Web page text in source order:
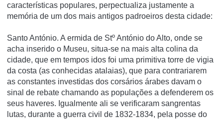
características populares, perpectualiza justamente a
memória de um dos mais antigos padroeiros desta cidade:
Santo António. A ermida de Stº António do Alto, onde se
acha inserido o Museu, situa-se na mais alta colina da
cidade, que em tempos idos foi uma primitiva torre de vigia
da costa (as conhecidas atalaias), que para contrariarem
as constantes investidas dos corsários árabes davam o
sinal de rebate chamando as populações a defenderem os
seus haveres. Igualmente ali se verificaram sangrentas
lutas, durante a guerra civil de 1832-1834, pela posse do